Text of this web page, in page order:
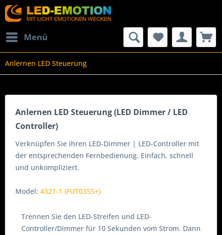
Menü
Anlernen LED Steuerung
Anlernen LED Steuerung (LED Dimmer / LED
Controller)
Verknüpfen Sie ihren LED-Dimmer | LED-Controller mit
der entsprechenden Fernbedienung. Einfach, schnell
und unkompliziert.
Model: 4321-1 (FUT035S+)
Trennen Sie den LED-Streifen und LED-
Controller/Dimmer für 10 Sekunden vom Strom. Dann